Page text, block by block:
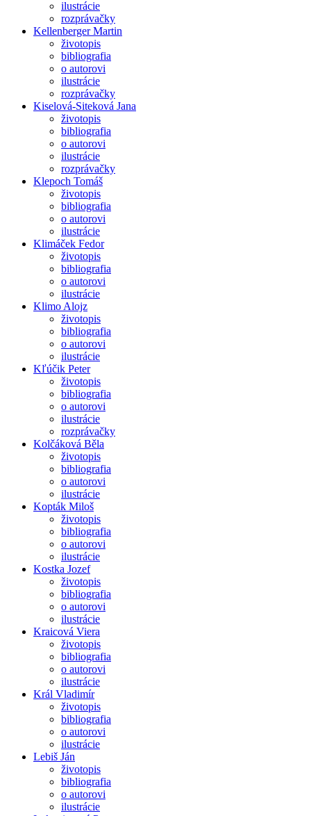
ilustrácie
rozprávačky
Kellenberger Martin
životopis
bibliografia
o autorovi
ilustrácie
rozprávačky
Kiselová-Siteková Jana
životopis
bibliografia
o autorovi
ilustrácie
rozprávačky
Klepoch Tomáš
životopis
bibliografia
o autorovi
ilustrácie
Klimáček Fedor
životopis
bibliografia
o autorovi
ilustrácie
Klimo Alojz
životopis
bibliografia
o autorovi
ilustrácie
Kľúčik Peter
životopis
bibliografia
o autorovi
ilustrácie
rozprávačky
Kolčáková Běla
životopis
bibliografia
o autorovi
ilustrácie
Kopták Miloš
životopis
bibliografia
o autorovi
ilustrácie
Kostka Jozef
životopis
bibliografia
o autorovi
ilustrácie
Kraicová Viera
životopis
bibliografia
o autorovi
ilustrácie
Král Vladimír
životopis
bibliografia
o autorovi
ilustrácie
Lebiš Ján
životopis
bibliografia
o autorovi
ilustrácie